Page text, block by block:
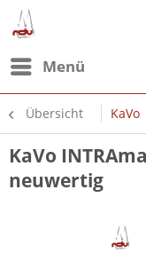
Menü
Übersicht KaVo
KaVo
neuwertig